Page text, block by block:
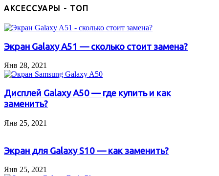
АКСЕССУАРЫ - ТОП
Экран Galaxy A51 — сколько стоит замена?
Янв 28, 2021
Дисплей Galaxy A50 — где купить и как
заменить?
Янв 25, 2021
Экран для Galaxy S10 — как заменить?
Янв 25, 2021